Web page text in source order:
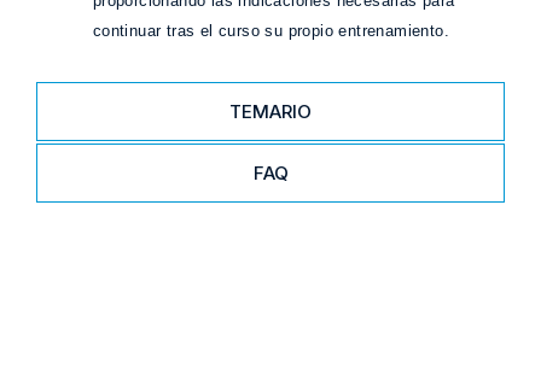
TEMARIO
FAQ
continuar tras el curso su propio entrenamiento.